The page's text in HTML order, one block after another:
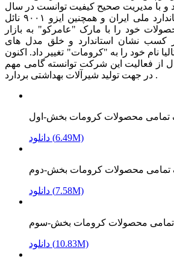
و با مدیریت صحیح کیفیت توانست در سال
۹۱ به کسب نشان استاندارد ملی ایران و همچنین ایزو ۹۰۰۱ نائل
خود را با مارک "عامرکو" به بازار
کسب نشان استاندارد و خلق مدل های
نام خود را به "کرومات" تغییر داد. اکنون
بیش از 16 سال از فعالیت این شرکت توانسته گامی مهم
در جهت تولید شیرآلات بهداشتی بردارد .
تمامی محصولات کرومات بخش-اول
دانلود (6.49M)
تمامی محصولات کرومات بخش-دوم
دانلود (7.58M)
تمامی محصولات کرومات بخش-سوم
دانلود (10.83M)